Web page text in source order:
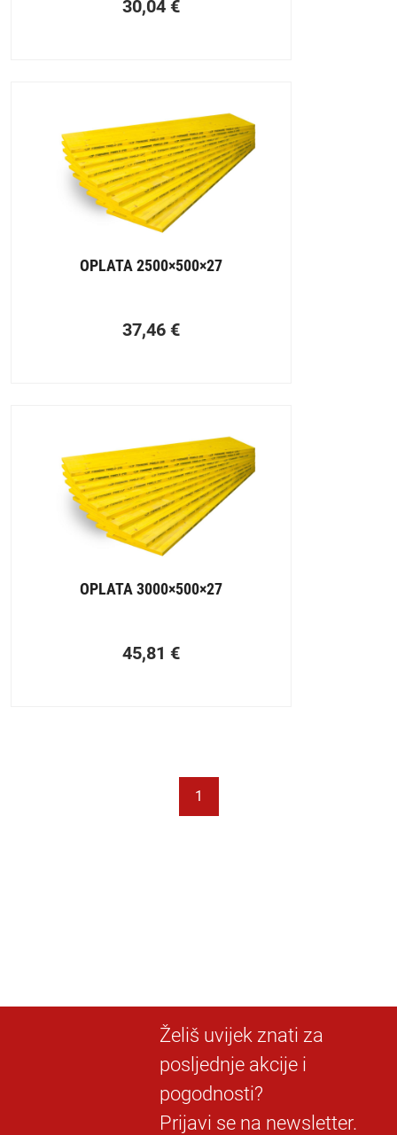
30,04 €
OPLATA 2500×500×27
37,46 €
OPLATA 3000×500×27
45,81 €
1
Želiš uvijek znati za
posljednje akcije i
pogodnosti?
Prijavi se na newsletter.